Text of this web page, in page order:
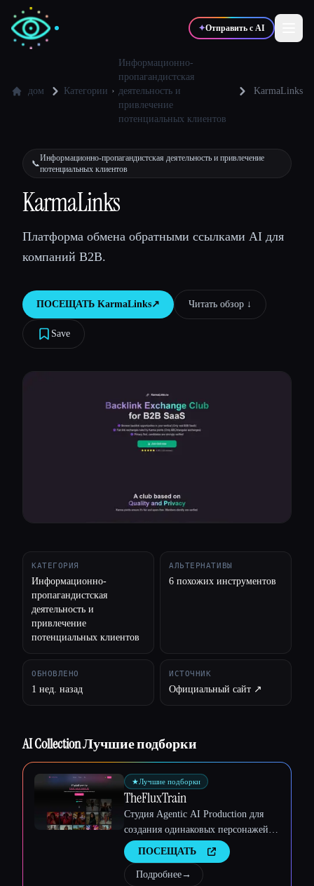
✦Отправить с AI
✍️
💻Разработчики 📈Маркетологи
🎓Студенты
Сравнить инструменты
Все категории
О нас
дом Категории
Информационно-
пропагандистская
деятельность и
привлечение
потенциальных клиентов
KarmaLinks
📞
Информационно-пропагандистская деятельность и привлечение
потенциальных клиентов
KarmaLinks
Платформа обмена обратными ссылками AI для
компаний B2B.
ПОСЕЩАТЬ KarmaLinks↗︎ Читать обзор ↓︎
Save
КАТЕГОРИЯ
Информационно-
пропагандистская
деятельность и
привлечение
потенциальных клиентов
АЛЬТЕРНАТИВЫ
6 похожих инструментов
ОБНОВЛЕНО
1 нед. назад
ИСТОЧНИК
Официальный сайт ↗︎
AI Collection Лучшие подборки
★Лучшие подборки
TheFluxTrain
Студия Agentic AI Production для
создания одинаковых персонажей,
рабочих процессов и видео
ПОСЕЩАТЬ
Подробнее→